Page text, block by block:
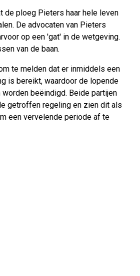
de ploeg Pieters haar hele leven
De advocaten van Pieters
op een 'gat' in de wetgeving.
van de baan.
te melden dat er inmiddels een
is bereikt, waardoor de lopende
beëindigd. Beide partijen
getroffen regeling en zien dit als
een vervelende periode af te